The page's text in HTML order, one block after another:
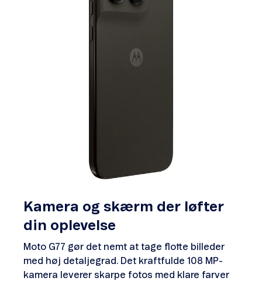
Kamera og skærm der løfter
din oplevelse
Moto G77 gør det nemt at tage flotte billeder
med høj detaljegrad. Det kraftfulde 108 MP-
kamera leverer skarpe fotos med klare farver